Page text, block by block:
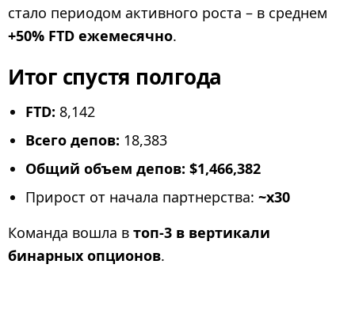
стало периодом активного роста – в среднем
+50% FTD ежемесячно.
Итог спустя полгода
FTD: 8,142
Всего депов: 18,383
Общий объем депов: $1,466,382
Прирост от начала партнерства: ~x30
Команда вошла в топ-3 в вертикали
бинарных опционов.